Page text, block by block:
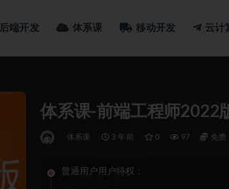
后端开发 体系课 移动开发 云计
体系课-前端工程师2022
体系课 3 年前 0 97 免费
普通用户用户特权：